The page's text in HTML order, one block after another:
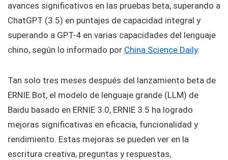
avances significativos en las pruebas beta, superando a
ChatGPT (3.5) en puntajes de capacidad integral y
superando a GPT-4 en varias capacidades del lenguaje
chino, según lo informado por China Science Daily.
Tan solo tres meses después del lanzamiento beta de
ERNIE Bot, el modelo de lenguaje grande (LLM) de
Baidu basado en ERNIE 3.0, ERNIE 3.5 ha logrado
mejoras significativas en eficacia, funcionalidad y
rendimiento. Estas mejoras se pueden ver en la
escritura creativa, preguntas y respuestas,